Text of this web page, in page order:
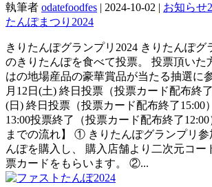
執筆者 odatefoodfes | 2024-10-02 | お知らせ
たんぽまつり2024
きりたんぽグランプリ2024 きりたんぽグ
のきりたんぽを食べて投票。 投票頂いた
はの地場産品の豪華賞品が当たる抽選に
月12日(土) 終日投票（投票カード配布終
(日) 終日投票（投票カード配布終了15:00
13:00投票終了（投票カード配布終了
までの流れ】 ① きりたんぽグランプリ参
んぽを購入し、 購入店舗より二次元コー
票カードをもらいます。 ②...